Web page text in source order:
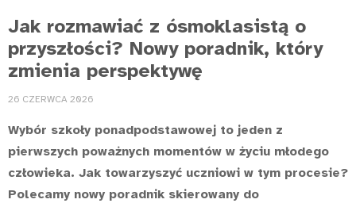
Jak rozmawiać z ósmokla­sistą o
przyszłości? Nowy poradnik, który
zmienia perspektywę
26 CZERWCA 2026
Wybór szkoły ponadpodstawowej to jeden z
pierwszych poważnych momentów w życiu młodego
człowieka. Jak towarzyszyć uczniowi w tym procesie?
Polecamy nowy poradnik skierowany do